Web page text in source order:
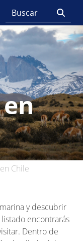
Chile
y descubrir
encontrarás
Dentro de